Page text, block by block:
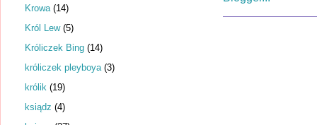
Krowa (14)
Król Lew (5)
Króliczek Bing (14)
króliczek pleyboya (3)
królik (19)
ksiądz (4)